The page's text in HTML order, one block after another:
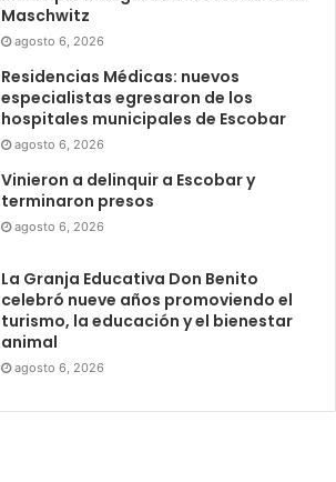
Maschwitz
agosto 6, 2026
Residencias Médicas: nuevos
especialistas egresaron de los
hospitales municipales de Escobar
agosto 6, 2026
Vinieron a delinquir a Escobar y
terminaron presos
agosto 6, 2026
La Granja Educativa Don Benito
celebró nueve años promoviendo el
turismo, la educación y el bienestar
animal
agosto 6, 2026